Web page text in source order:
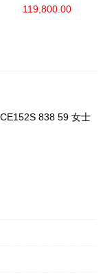
精鋼 單紅
119,800.00
838 59 女士